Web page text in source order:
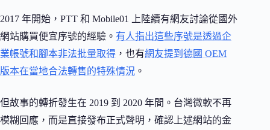
2017 年開始，PTT 和 Mobile01 上陸續有網友討論從國外
網站購買便宜序號的經驗。 有人指出這些序號是透過企
業帳號和腳本非法批量取得 ，也有網友提到德國 OEM
版本在當地合法轉售的特殊情況 。
但故事的轉折發生在 2019 到 2020 年間。台灣微軟不再
模糊回應，而是直接發布正式聲明，確認上述網站的金